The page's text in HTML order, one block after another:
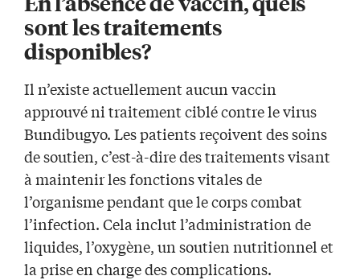
sont les traitements
disponibles?
Il n’existe actuellement aucun vaccin
approuvé ni traitement ciblé contre le virus
Bundibugyo. Les patients reçoivent des soins
de soutien, c’est-à-dire des traitements visant
à maintenir les fonctions vitales de
l’organisme pendant que le corps combat
l’infection. Cela inclut l’administration de
liquides, l’oxygène, un soutien nutritionnel et
la prise en charge des complications.